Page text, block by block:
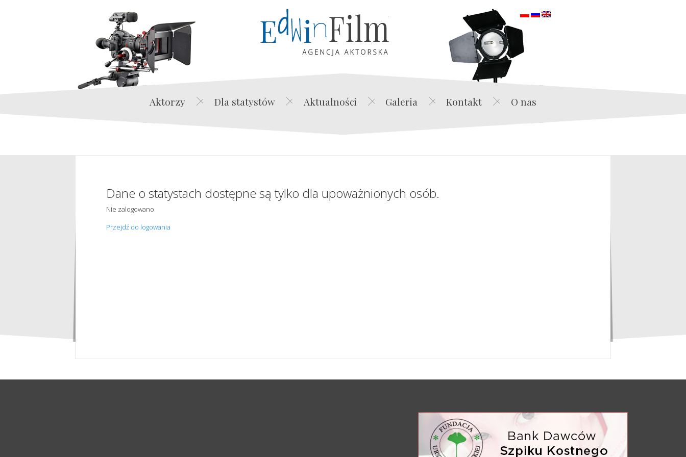
Edwin Film Agencja Aktorska
Aktorzy Dla statystów Aktualności Galeria Kontakt O nas
Dane o statystach dostępne są tylko dla upoważnionych osób.
Nie zalogowano
Przejdź do logowania